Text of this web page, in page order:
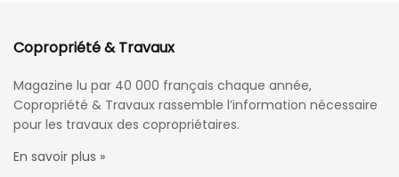
Copropriété & Travaux
Magazine lu par 40 000 français chaque année,
Copropriété & Travaux rassemble l’information nécessaire
pour les travaux des copropriétaires.
En savoir plus »